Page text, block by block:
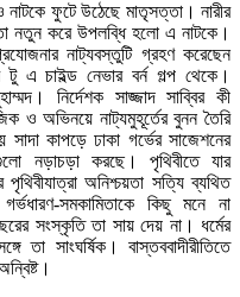
নাটকে ফুটে উঠেছে মাতৃসত্তা। নারীর
নতুন করে উপলব্ধি হলো এ নাটকে।
নাট্যবস্তুটি গ্রহণ করেছেন
টু এ চাইল্ড নেভার বর্ন গল্প থেকে।
নির্দেশক সাজ্জাদ সাব্বির কী
ও অভিনয়ে নাট্যমুহূর্তের বুনন তৈরি
কাপড়ে ঢাকা গর্ভের সাজেশনের
নড়াচড়া করছে। পৃথিবীতে যার
অনিশ্চয়তা সত্যি ব্যথিত
সমকামিতাকে কিছু মনে না
সংস্কৃতি তা সায় দেয় না। ধর্মের
তা সাংঘর্ষিক। বাস্তববাদীরীতিতে